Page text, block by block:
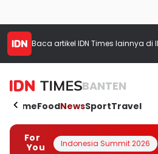
Baca artikel IDN Times lainnya di
BANTEN
HomeFoodNewsSportTravel
For
You
Indonesia Summit 2026